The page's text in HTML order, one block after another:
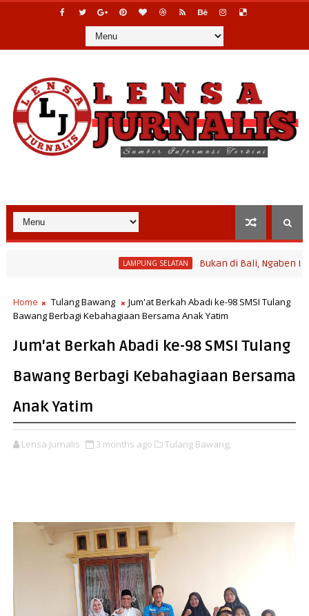
LAMPUNG SELATAN Bukan di Bali, Ngaben Massal
Home Tulang Bawang
Jum'at Berkah Abadi ke-98 SMSI Tulang
Bawang Berbagi Kebahagiaan Bersama Anak Yatim
Jum'at Berkah Abadi ke-98 SMSI Tulang
Bawang Berbagi Kebahagiaan Bersama
Anak Yatim
Lensa Jurnalis 3 months ago Tulang Bawang,